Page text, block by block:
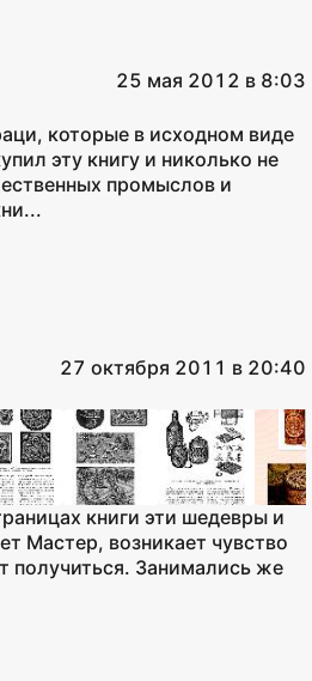
25 мая 2012 в 8:03
которые в исходном виде
эту книгу и николько не
промыслов и
27 октября 2011 в 20:40
книги эти шедевры и
Мастер, возникает чувство
получиться. Занимались же